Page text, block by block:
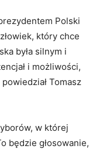
Polski
który chce
była silnym i
i możliwości,
Tomasz
w której
będzie głosowanie,